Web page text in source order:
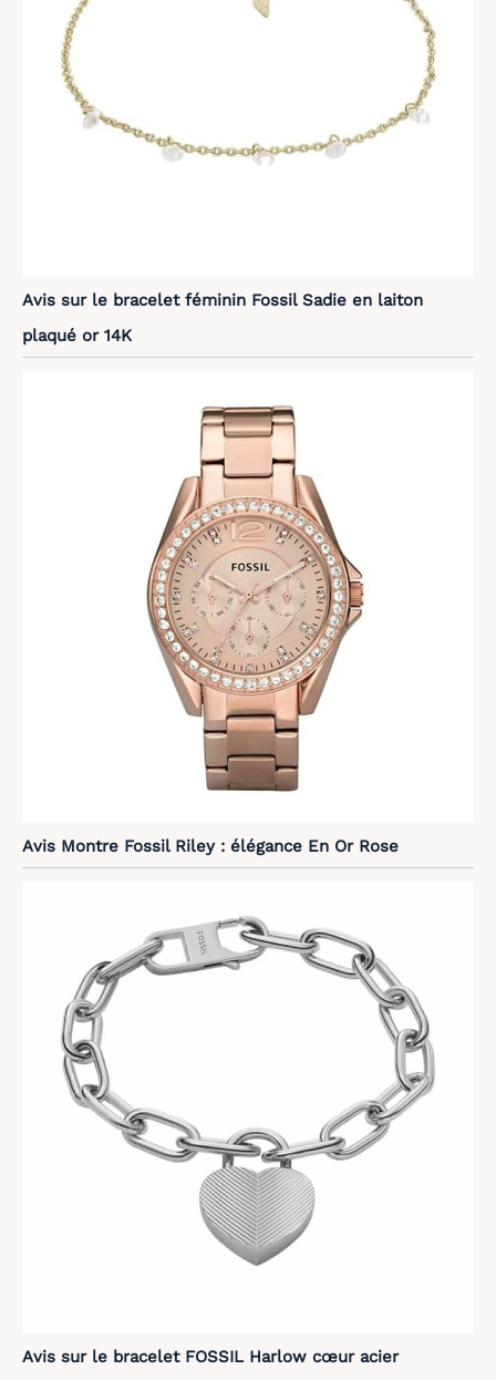
Avis sur le bracelet féminin Fossil Sadie en laiton
plaqué or 14K
Avis Montre Fossil Riley : élégance En Or Rose
Avis sur le bracelet FOSSIL Harlow cœur acier